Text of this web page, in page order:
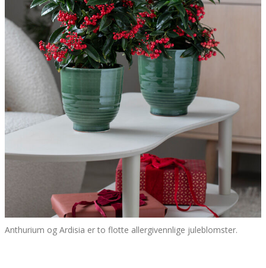
Anthurium og Ardisia er to flotte allergivennlige juleblomster.